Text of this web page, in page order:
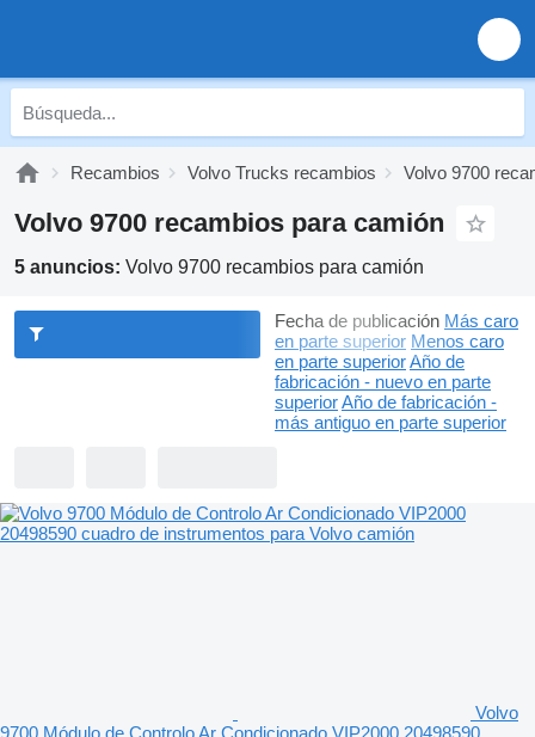
Recambios Volvo Trucks recambios Volvo 9700
Volvo 9700 recambios para camión
5 anuncios: Volvo 9700 recambios para camión
Fecha de publicación Más caro
en parte superior Menos caro
en parte superiorAño de
fabricación - nuevo en parte
superiorAño de fabricación -
más antiguo en parte superior
Volvo
9700 Módulo de Controlo Ar Condicionado VIP2000 20498590